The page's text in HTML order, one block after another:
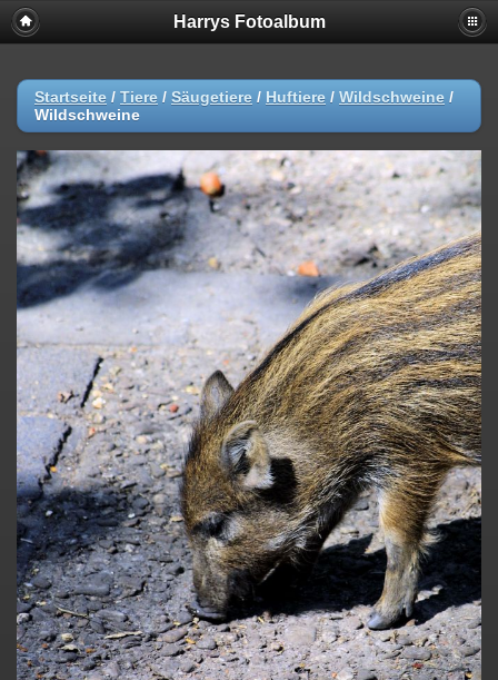
Harrys Fotoalbum
Startseite / Tiere / Säugetiere / Huftiere / Wildschweine /
Wildschweine